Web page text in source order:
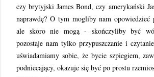
czy brytyjski James Bond, czy amerykański
naprawdę? O tym mogliby nam opowiedzieć
ale skoro nie mogą - skończyliby być
pozostaje nam tylko przypuszczanie i
uświadamiamy sobie, że bycie szpiegiem,
podniecający, okazuje się być po prostu